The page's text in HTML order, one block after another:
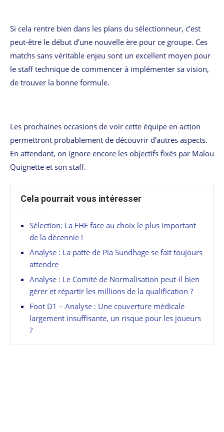
Si cela rentre bien dans les plans du sélectionneur, c’est
peut-être le début d’une nouvelle ère pour ce groupe. Ces
matchs sans véritable enjeu sont un excellent moyen pour
le staff technique de commencer à implémenter sa vision,
de trouver la bonne formule.
Les prochaines occasions de voir cette équipe en action
permettront probablement de découvrir d’autres aspects.
En attendant, on ignore encore les objectifs fixés par Malou
Quignette et son staff.
Cela pourrait vous intéresser
Sélection: La FHF face au choix le plus important
de la décennie !
Analyse : La patte de Pia Sundhage se fait toujours
attendre
Analyse : Le Comité de Normalisation peut-il bien
gérer et répartir les millions de la qualification ?
Foot D1 – Analyse : Une couverture médicale
largement insuffisante, un risque pour les joueurs
?